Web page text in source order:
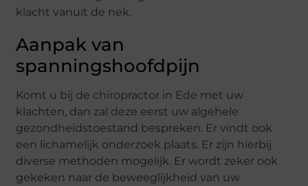
klacht vanuit de nek.
Aanpak van
spanningshoofdpijn
Komt u bij de chiropractor in Ede met uw
klachten, dan zal deze eerst uw algehele
gezondheidstoestand bespreken. Er vindt ook
een lichamelijk onderzoek plaats. Er zijn hierbij
diverse methoden mogelijk. Er wordt zeker ook
gekeken naar de beweeglijkheid van uw